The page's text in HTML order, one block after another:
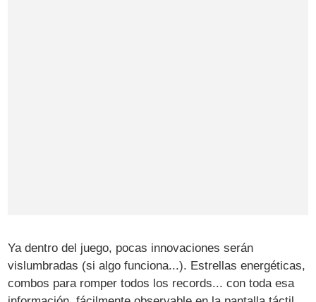
Ya dentro del juego, pocas innovaciones serán
vislumbradas (si algo funciona...). Estrellas energéticas,
combos para romper todos los records... con toda esa